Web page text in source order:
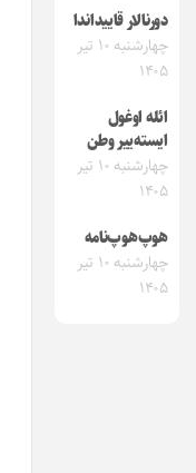
دورنالار قاییداندا
چهارشنبه ۱۰ تیر
۱۴۰۵
ائله اوغول
ایسته‌ییر وطن
چهارشنبه ۱۰ تیر
۱۴۰۵
هوپ‌هوپ‌نامه
چهارشنبه ۱۰ تیر
۱۴۰۵